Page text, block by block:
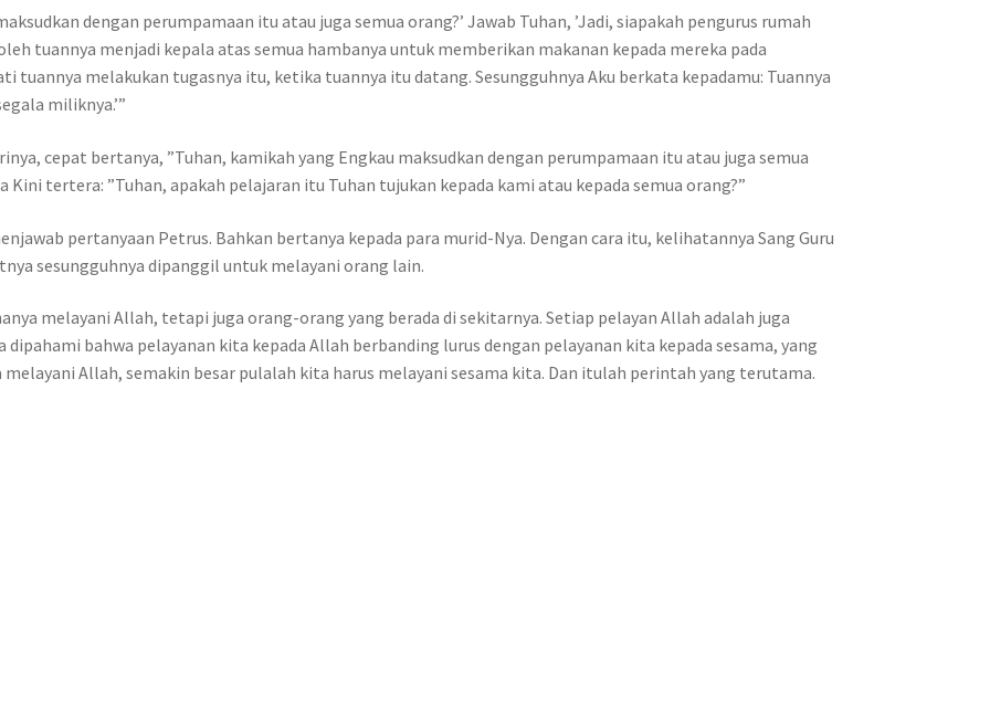
dengan perumpamaan itu atau juga semua orang?’ Jawab Tuhan, ’Jadi, siapakah pengurus rumah
tuannya menjadi kepala atas semua hambanya untuk memberikan makanan kepada mereka pada
tuannya melakukan tugasnya itu, ketika tuannya itu datang. Sesungguhnya Aku berkata kepadamu: Tuannya
miliknya.’”
cepat bertanya, ”Tuhan, kamikah yang Engkau maksudkan dengan perumpamaan itu atau juga semua
Kini tertera: ”Tuhan, apakah pelajaran itu Tuhan tujukan kepada kami atau kepada semua orang?”
pertanyaan Petrus. Bahkan bertanya kepada para murid-Nya. Dengan cara itu, kelihatannya Sang Guru
sesungguhnya dipanggil untuk melayani orang lain.
melayani Allah, tetapi juga orang-orang yang berada di sekitarnya. Setiap pelayan Allah adalah juga
dipahami bahwa pelayanan kita kepada Allah berbanding lurus dengan pelayanan kita kepada sesama, yang
melayani Allah, semakin besar pulalah kita harus melayani sesama kita. Dan itulah perintah yang terutama.